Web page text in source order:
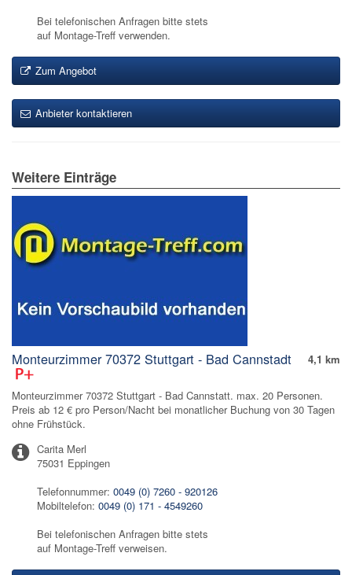
Bei telefonischen Anfragen bitte stets
auf Montage-Treff verwenden.
Zum Angebot
Anbieter kontaktieren
Weitere Einträge
4,1 km
Monteurzimmer 70372 Stuttgart - Bad Cannstadt
Monteurzimmer 70372 Stuttgart - Bad Cannstatt. max. 20 Personen.
Preis ab 12 € pro Person/Nacht bei monatlicher Buchung von 30 Tagen
ohne Frühstück.
Carita Merl
75031 Eppingen
Telefonnummer: 0049 (0) 7260 - 920126
Mobiltelefon: 0049 (0) 171 - 4549260
Bei telefonischen Anfragen bitte stets
auf Montage-Treff verweisen.